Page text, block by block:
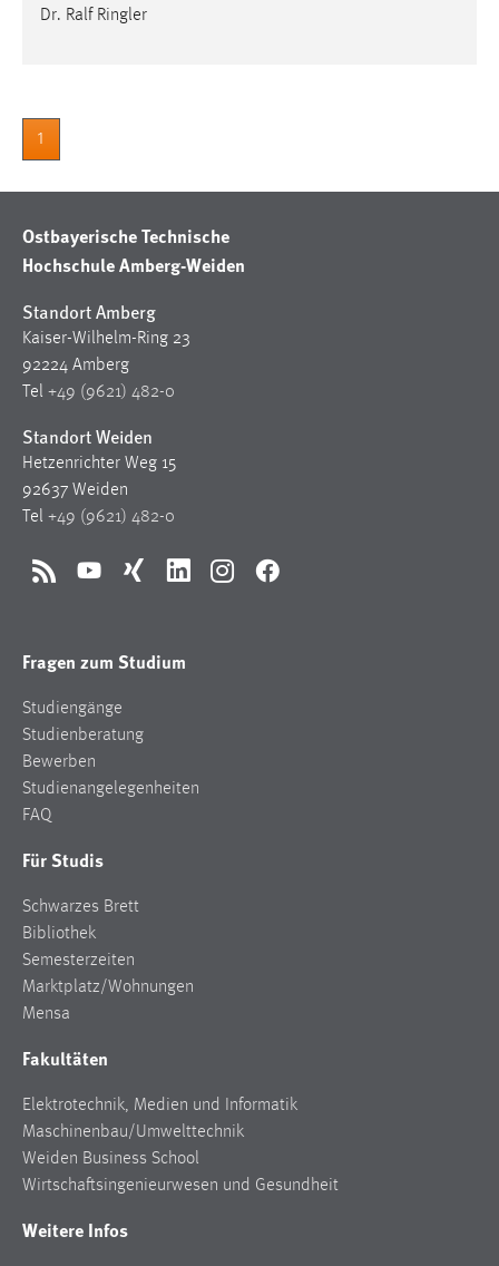
Dr. Ralf Ringler
1
Ostbayerische Technische
Hochschule Amberg-Weiden
Standort Amberg
Kaiser-Wilhelm-Ring 23
92224 Amberg
Tel +49 (9621) 482-0
Standort Weiden
Hetzenrichter Weg 15
92637 Weiden
Tel +49 (9621) 482-0
RSS YouTubeXing LinkedInInstagramFacebook
Fragen zum Studium
Studiengänge
Studienberatung
Bewerben
Studienangelegenheiten
FAQ
Für Studis
Schwarzes Brett
Bibliothek
Semesterzeiten
Marktplatz/Wohnungen
Mensa
Fakultäten
Elektrotechnik, Medien und Informatik
Maschinenbau/Umwelttechnik
Weiden Business School
Wirtschaftsingenieurwesen und Gesundheit
Weitere Infos
Sie tun dies, indem sie Besucher über Websites
Zweck:
Cookie Laufzeit:
3 Monate
Name:
_fbp
Anbieter:
Facebook
Cookie Laufzeit:
EXTERNE MEDIEN
externen Medien Cookies gesetzt.
YouTube
Vimeo